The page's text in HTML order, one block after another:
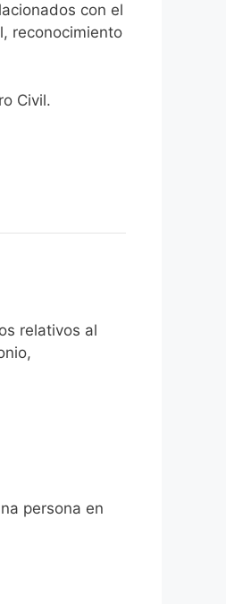
con el
reconocimiento
Civil.​
relativos al
persona en